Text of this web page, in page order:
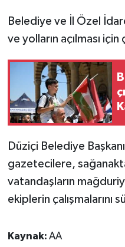
Belediye ve İl Özel
ve yolların açılması için
Düziçi Belediye
gazetecilere,
vatandaşların
ekiplerin çalışmalarını
Kaynak: AA